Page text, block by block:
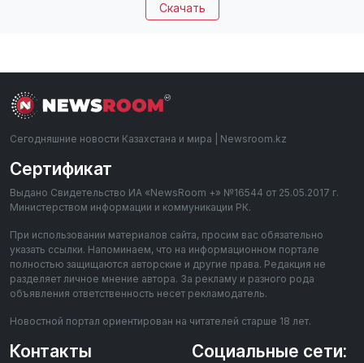
Скачать
Сегодняшние новости Казахстана и мира | Newsroom.kz
Сертификат
Выдано Свидетельство ИА «NewsRoom +» №16544 от 25.05.2017 г.
Министерством информации и коммуникации РК.
При использовании материалов сайта, просим вас обязательно
указать ссылки. Напоминаем, что на информационном портале
полностью защищаются авторские и другие права. Редакция не
разделяет личное мнение автора. За рекламу и разного рода
объявления ответственность несет рекламодатель.
Новостной портал ориентирован на читателей старше 18 лет.
Контакты Социальные сети: